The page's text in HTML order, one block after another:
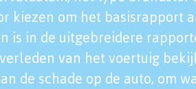
kiezen om het basisrapport
is in de uitgebreidere
van het voertuig
de schade op de auto, om